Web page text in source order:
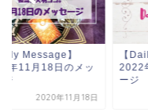
Message】
年11月18日のメッ
ジ
2020年11月18日
【
2022
ージ